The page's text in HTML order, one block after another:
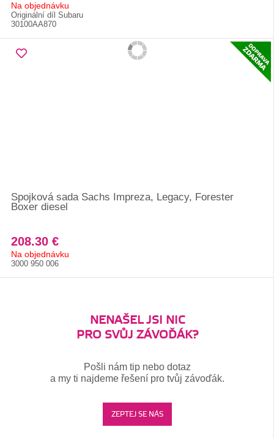
Na objednávku
Originální díl Subaru
30100AA870
Spojková sada Sachs Impreza, Legacy, Forester
Boxer diesel
208.30 €
Na objednávku
3000 950 006
NENAŠEL JSI NIC
PRO SVŮJ ZÁVOĎÁK?
Pošli nám tip nebo dotaz
a my ti najdeme řešení pro tvůj závoďák.
ZEPTEJ SE NÁS